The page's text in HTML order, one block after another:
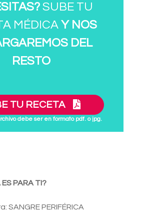
SUBE TU
MÉDICA Y NOS
DEL
RESTO
TU RECETA
debe ser en formato pdf. o jpg.
ES PARA TI?
SANGRE PERIFÉRICA